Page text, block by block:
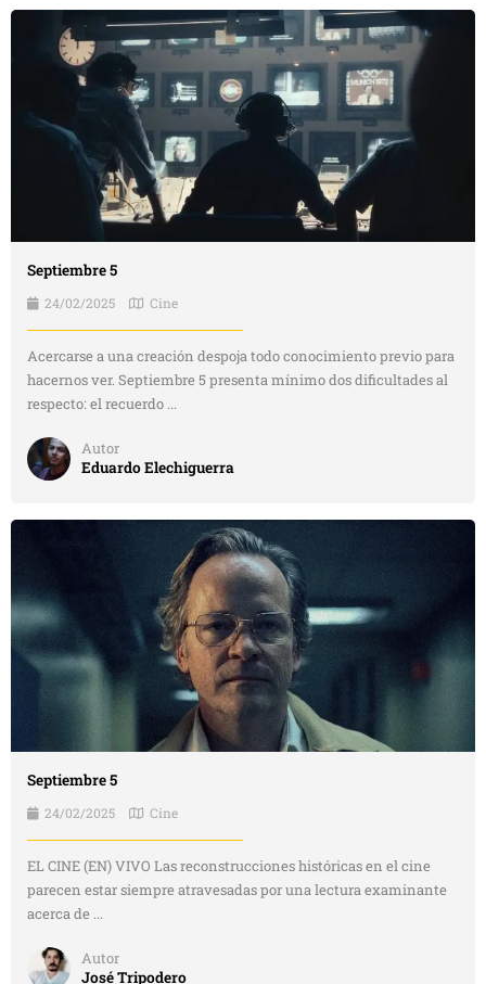
Septiembre 5
24/02/2025 Cine
Acercarse a una creación despoja todo conocimiento previo para
hacernos ver. Septiembre 5 presenta mínimo dos dificultades al
respecto: el recuerdo ...
Autor
Eduardo Elechiguerra
Septiembre 5
24/02/2025 Cine
EL CINE (EN) VIVO Las reconstrucciones históricas en el cine
parecen estar siempre atravesadas por una lectura examinante
acerca de ...
Autor
José Tripodero